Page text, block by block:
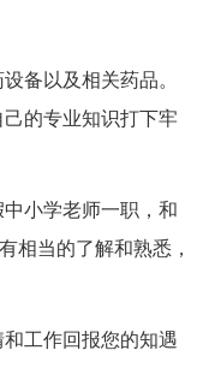
备以及相关药品。
的专业知识打下牢
小学老师一职，和
相当的了解和熟悉，
工作回报您的知遇